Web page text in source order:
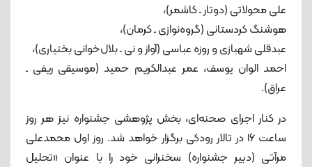
علی محولاتی (دوتار ـ کاشمر)،
هوشنگ کردستانی (گروه‌نوازی ـ کرمان)،
عبدقلی شهبازی و روزه عباسی (آواز و نی ـ بلال‌خوانی بختیاری)،
احمد الوان یوسف، عمر عبدالکریم حمید (موسیقی ریفی ـ
عراق).
در کنار اجرای صحنه‌ای، بخش پژوهشی جشنواره نیز هر روز
ساعت ۱۶ در تالار رودکی برگزار خواهد شد. روز اول محمدعلی
مرآتی (دبیر جشنواره) سخنرانی خود را با عنوان «تحلیل